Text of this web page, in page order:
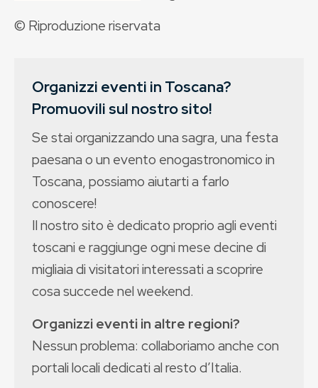
© Riproduzione riservata
Organizzi eventi in Toscana?
Promuovili sul nostro sito!
Se stai organizzando una sagra, una festa
paesana o un evento enogastronomico in
Toscana, possiamo aiutarti a farlo
conoscere!
Il nostro sito è dedicato proprio agli eventi
toscani e raggiunge ogni mese decine di
migliaia di visitatori interessati a scoprire
cosa succede nel weekend.
Organizzi eventi in altre regioni?
Nessun problema: collaboriamo anche con
portali locali dedicati al resto d’Italia.